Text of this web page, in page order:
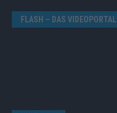
FLASH – DAS VIDEOPORTAL